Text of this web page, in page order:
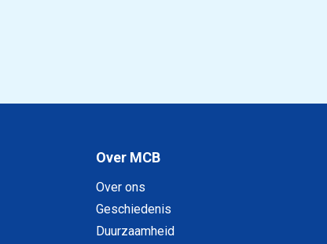
Over MCB
Over ons
Geschiedenis
Duurzaamheid